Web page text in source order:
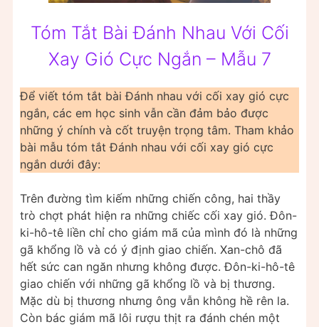
Tóm Tắt Bài Đánh Nhau Với Cối
Xay Gió Cực Ngắn – Mẫu 7
Để viết tóm tắt bài Đánh nhau với cối xay gió cực
ngắn, các em học sinh vẫn cần đảm bảo được
những ý chính và cốt truyện trọng tâm. Tham khảo
bài mẫu tóm tắt Đánh nhau với cối xay gió cực
ngắn dưới đây:
Trên đường tìm kiếm những chiến công, hai thầy
trò chợt phát hiện ra những chiếc cối xay gió. Đôn-
ki-hô-tê liền chỉ cho giám mã của mình đó là những
gã khổng lồ và có ý định giao chiến. Xan-chô đã
hết sức can ngăn nhưng không được. Đôn-ki-hô-tê
giao chiến với những gã khổng lồ và bị thương.
Mặc dù bị thương nhưng ông vẫn không hề rên la.
Còn bác giám mã lôi rượu thịt ra đánh chén một